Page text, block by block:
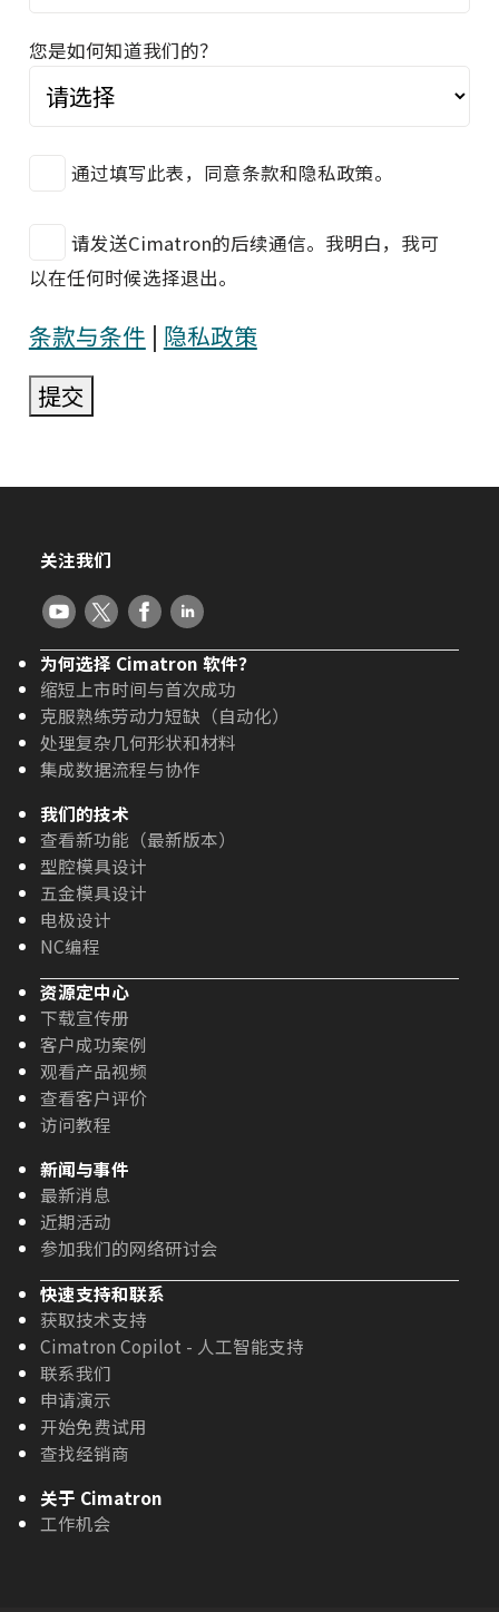
您是如何知道我们的？
通过填写此表，同意条款和隐私政策。
请发送Cimatron的后续通信。我明白，我可
以在任何时候选择退出。
条款与条件 | 隐私政策
提交
关注我们
为何选择 Cimatron 软件？
缩短上市时间与首次成功
克服熟练劳动力短缺（自动化）
处理复杂几何形状和材料
集成数据流程与协作
我们的技术
查看新功能（最新版本）
型腔模具设计
五金模具设计
电极设计
NC编程
资源定中心
下载宣传册
客户成功案例
观看产品视频
查看客户评价
访问教程
新闻与事件
最新消息
近期活动
参加我们的网络研讨会
快速支持和联系
获取技术支持
Cimatron Copilot - 人工智能支持
联系我们
申请演示
开始免费试用
查找经销商
关于 Cimatron
工作机会